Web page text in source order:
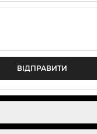
ВІДПРАВИТИ